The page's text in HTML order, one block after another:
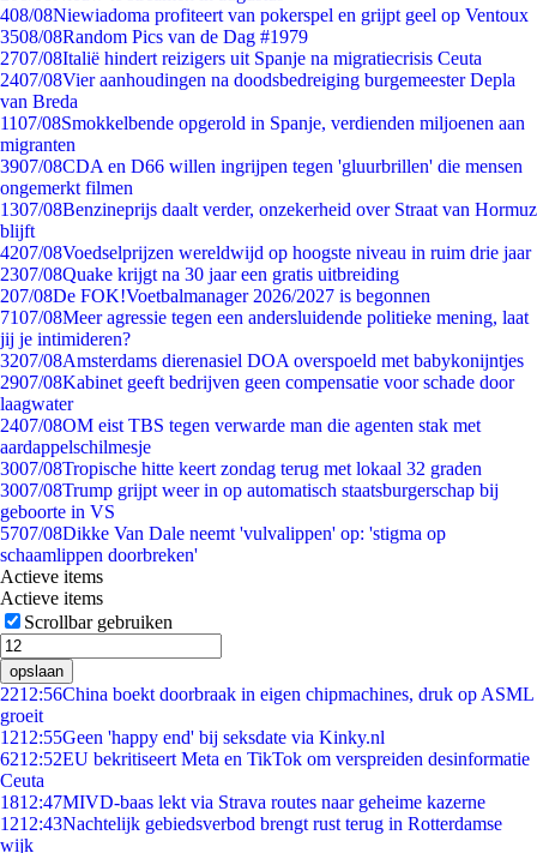
408/08Niewiadoma profiteert van pokerspel en grijpt geel op Ventoux
3508/08Random Pics van de Dag #1979
2707/08Italië hindert reizigers uit Spanje na migratiecrisis Ceuta
2407/08Vier aanhoudingen na doodsbedreiging burgemeester Depla
van Breda
1107/08Smokkelbende opgerold in Spanje, verdienden miljoenen aan
migranten
3907/08CDA en D66 willen ingrijpen tegen 'gluurbrillen' die mensen
ongemerkt filmen
1307/08Benzineprijs daalt verder, onzekerheid over Straat van Hormuz
blijft
4207/08Voedselprijzen wereldwijd op hoogste niveau in ruim drie jaar
2307/08Quake krijgt na 30 jaar een gratis uitbreiding
207/08De FOK!Voetbalmanager 2026/2027 is begonnen
7107/08Meer agressie tegen een andersluidende politieke mening, laat
jij je intimideren?
3207/08Amsterdams dierenasiel DOA overspoeld met babykonijntjes
2907/08Kabinet geeft bedrijven geen compensatie voor schade door
laagwater
2407/08OM eist TBS tegen verwarde man die agenten stak met
aardappelschilmesje
3007/08Tropische hitte keert zondag terug met lokaal 32 graden
3007/08Trump grijpt weer in op automatisch staatsburgerschap bij
geboorte in VS
5707/08Dikke Van Dale neemt 'vulvalippen' op: 'stigma op
schaamlippen doorbreken'
Actieve items
Actieve items
Scrollbar gebruiken
opslaan
2212:56China boekt doorbraak in eigen chipmachines, druk op ASML
groeit
1212:55Geen 'happy end' bij seksdate via Kinky.nl
6212:52EU bekritiseert Meta en TikTok om verspreiden desinformatie
Ceuta
1812:47MIVD-baas lekt via Strava routes naar geheime kazerne
1212:43Nachtelijk gebiedsverbod brengt rust terug in Rotterdamse
wijk